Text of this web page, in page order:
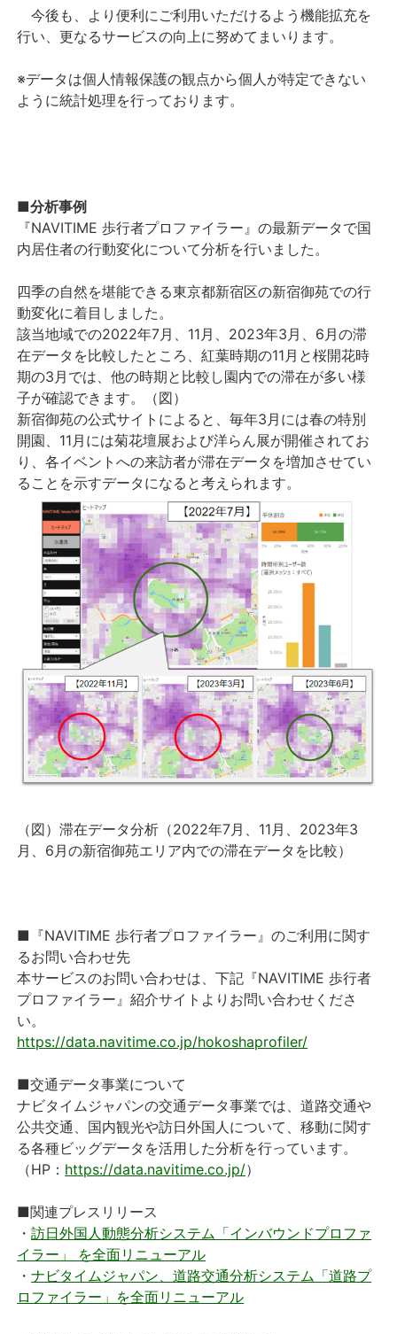
今後も、より便利にご利用いただけるよう機能拡充を
行い、更なるサービスの向上に努めてまいります。
※データは個人情報保護の観点から個人が特定できない
ように統計処理を行っております。
■分析事例
『NAVITIME 歩行者プロファイラー』の最新データで国
内居住者の行動変化について分析を行いました。
四季の自然を堪能できる東京都新宿区の新宿御苑での行
動変化に着目しました。
該当地域での2022年7月、11月、2023年3月、6月の滞
在データを比較したところ、紅葉時期の11月と桜開花時
期の3月では、他の時期と比較し園内での滞在が多い様
子が確認できます。（図）
新宿御苑の公式サイトによると、毎年3月には春の特別
開園、11月には菊花壇展および洋らん展が開催されてお
り、各イベントへの来訪者が滞在データを増加させてい
ることを示すデータになると考えられます。
（図）滞在データ分析（2022年7月、 11月、 2023年3
月、 6月の新宿御苑エリア内での滞在データを比較）
■『NAVITIME 歩行者プロファイラー』のご利用に関す
るお問い合わせ先
本サービスのお問い合わせは、下記『NAVITIME 歩行者
プロファイラー』紹介サイトよりお問い合わせくださ
い。
https://data.navitime.co.jp/hokoshaprofiler/
■交通データ事業について
ナビタイムジャパンの交通データ事業では、道路交通や
公共交通、国内観光や訪日外国人について、移動に関す
る各種ビッグデータを活用した分析を行っています。
（HP： https://data.navitime.co.jp/）
■関連プレスリリース
・訪日外国人動態分析システム「インバウンドプロファ
イラー」 を全面リニューアル
・ナビタイムジャパン、道路交通分析システム「道路プ
ロファイラー」を全面リニューアル